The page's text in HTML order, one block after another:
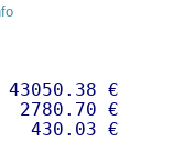
€
2780.70 €